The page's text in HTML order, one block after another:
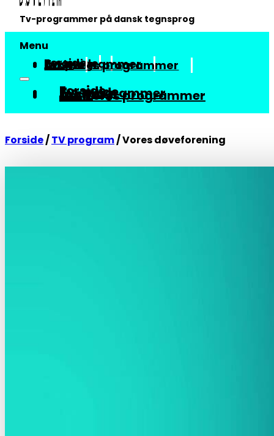
Tv-programmer på dansk tegnsprog
Menu
Forside
Tv-guide
Tv-programmer
Arkiv
Om vores programmer
Forside
Tv-guide
Tv-programmer
Arkiv
Om vores programmer
Forside/TV program/Vores døveforening